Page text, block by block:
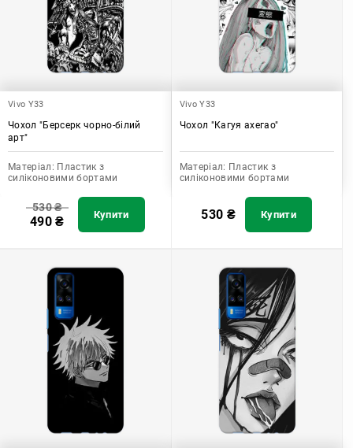
Vivo Y33
Чохол "Берсерк чорно-білий
арт"
Матеріал: Пластик з
силіконовими бортами
530₴
490₴ Купити
Vivo Y33
Чохол "Кагуя ахегао"
Матеріал: Пластик з
силіконовими бортами
530 ₴ Купити